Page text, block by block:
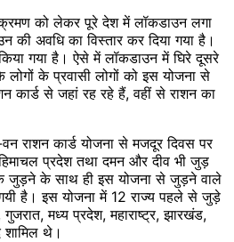
को लेकर पूरे देश में लॉकडाउन लगा
की अवधि का विस्तार कर दिया गया है।
गया है। ऐसे में लॉकडाउन में घिरे दूसरे
के प्रवासी लोगों को इस योजना से
कार्ड से जहां रह रहे हैं, वहीं से राशन का
राशन कार्ड योजना से मजदूर दिवस पर
प्रदेश तथा दमन और दीव भी जुड़
जुड़ने के साथ ही इस योजना से जुड़ने वाले
है। इस योजना में 12 राज्य पहले से जुड़े
मध्य प्रदेश, महाराष्ट्र, झारखंड,
थे।